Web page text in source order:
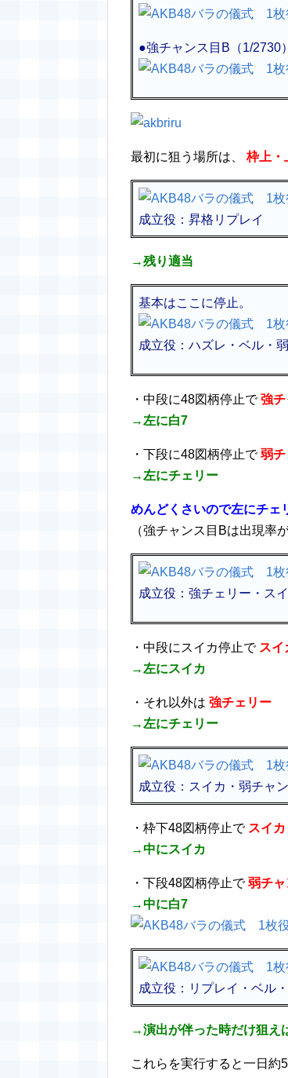
●強チャンス目B（1/2730）
最初に狙う場所は、 枠上・
成立役：昇格リプレイ
→残り適当
基本はここに停止。
成立役：ハズレ・ベル・
・中段に48図柄停止で 強
→左に白7
・下段に48図柄停止で 弱
→左にチェリー
めんどくさいので左にチェ
（強チャンス目Bは出現率
成立役：強チェリー・ス
・中段にスイカ停止で スイ
→左にスイカ
・それ以外は 強チェリー
→左にチェリー
成立役：スイカ・弱チャ
・枠下48図柄停止で スイカ
→中にスイカ
・下段48図柄停止で 弱チャ
→中に白7
成立役：リプレイ・ベル
→演出が伴った時だけ狙え
これらを実行すると一日約